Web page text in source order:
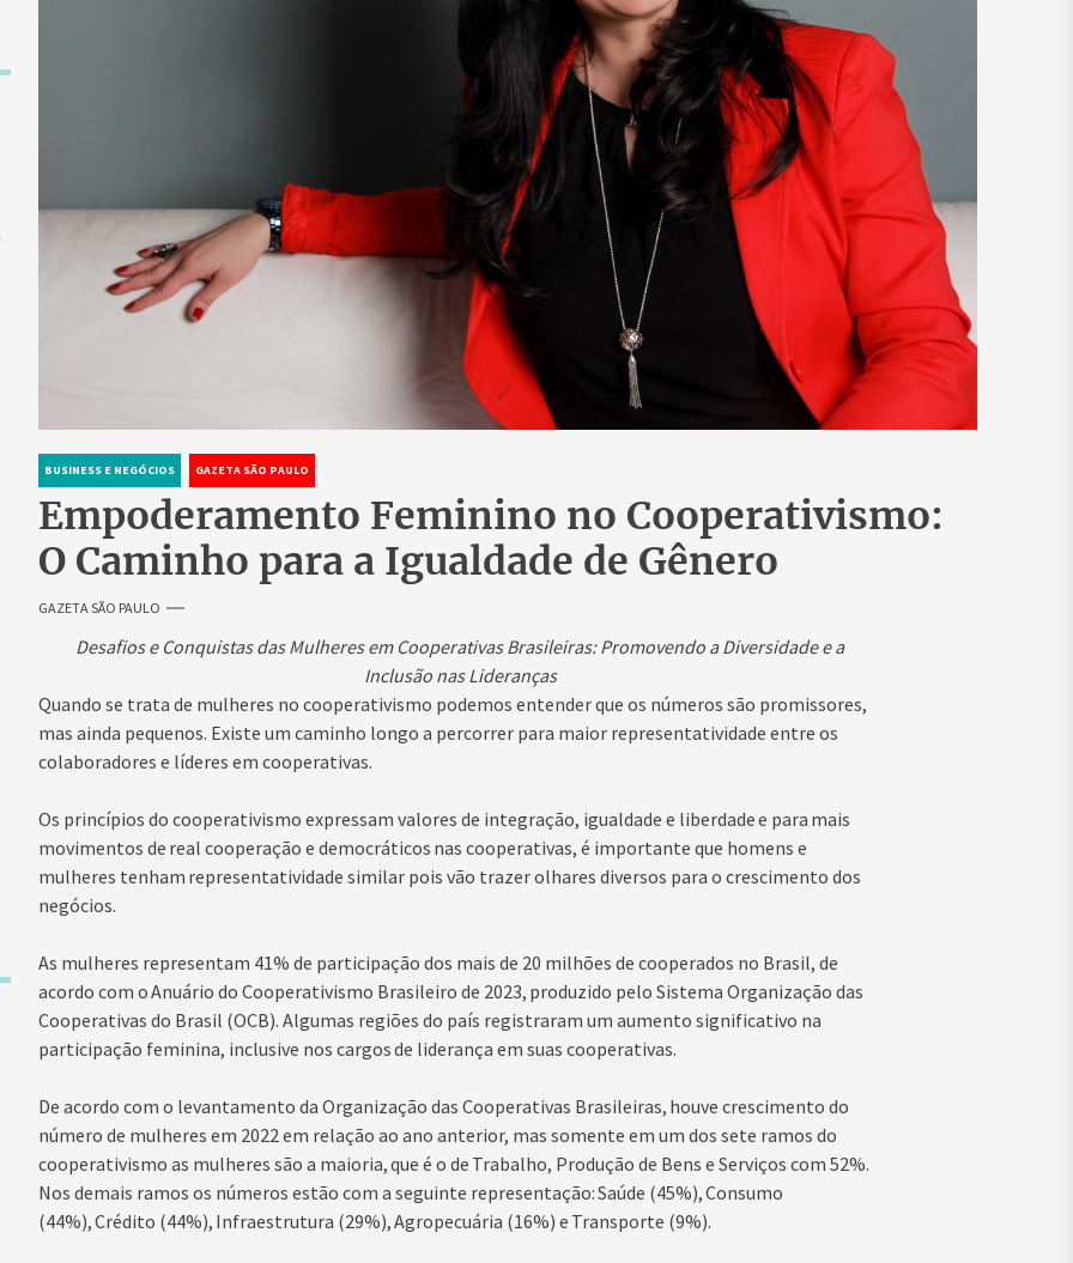
BUSINESS E NEGÓCIOS GAZETA SÃO PAULO
Empoderamento Feminino no Cooperativismo:
O Caminho para a Igualdade de Gênero
GAZETA SÃO PAULO
Desafios e Conquistas das Mulheres em Cooperativas Brasileiras: Promovendo a Diversidade e a
Inclusão nas Lideranças
Quando se trata de mulheres no cooperativismo podemos entender que os números são promissores,
mas ainda pequenos. Existe um caminho longo a percorrer para maior representatividade entre os
colaboradores e líderes em cooperativas.
Os princípios do cooperativismo expressam valores de integração, igualdade e liberdade e para mais
movimentos de real cooperação e democráticos nas cooperativas, é importante que homens e
mulheres tenham representatividade similar pois vão trazer olhares diversos para o crescimento dos
negócios.
As mulheres representam 41% de participação dos mais de 20 milhões de cooperados no Brasil, de
acordo com o Anuário do Cooperativismo Brasileiro de 2023, produzido pelo Sistema Organização das
Cooperativas do Brasil (OCB). Algumas regiões do país registraram um aumento significativo na
participação feminina, inclusive nos cargos de liderança em suas cooperativas.
De acordo com o levantamento da Organização das Cooperativas Brasileiras, houve crescimento do
número de mulheres em 2022 em relação ao ano anterior, mas somente em um dos sete ramos do
cooperativismo as mulheres são a maioria, que é o de Trabalho, Produção de Bens e Serviços com 52%.
Nos demais ramos os números estão com a seguinte representação: Saúde (45%), Consumo
(44%), Crédito (44%), Infraestrutura (29%), Agropecuária (16%) e Transporte (9%).